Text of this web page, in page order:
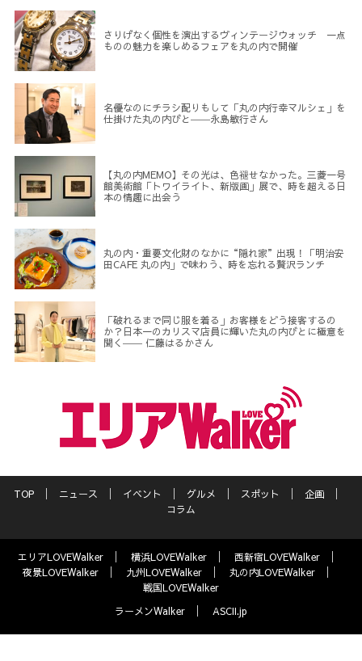
さりげなく個性を演出するヴィンテージウォッチ 一点
ものの魅力を楽しめるフェアを丸の内で開催
名優なのにチラシ配りもして「丸の内行幸マルシェ」を
仕掛けた丸の内びと――永島敏行さん
【丸の内MEMO】その光は、色褪せなかった。三菱一号
館美術館「トワイライト、新版画」展で、時を超える日
本の情趣に出会う
丸の内・重要文化財のなかに“隠れ家”出現！「明治安
田CAFE 丸の内」で味わう、時を忘れる贅沢ランチ
「破れるまで同じ服を着る」お客様をどう接客するの
か？日本一のカリスマ店員に輝いた丸の内びとに極意を
聞く―― 仁藤はるかさん
TOP ニュース イベント グルメ スポット
企画
コラム
エリアLOVEWalker 横浜LOVEWalker
西新宿LOVEWalker
夜景LOVEWalker
九州LOVEWalker
丸の内LOVEWalker
戦国LOVEWalker
ラーメンWalker
ASCII.jp